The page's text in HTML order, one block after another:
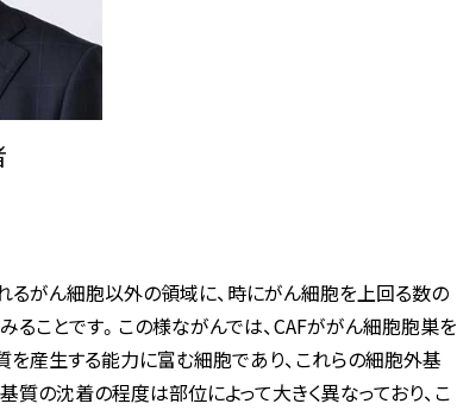
るがん細胞以外の領域に、時にがん細胞を上回る数の
ことです。この様ながんでは、CAFががん細胞胞巣を
を産生する能力に富む細胞であり、これらの細胞外基
の沈着の程度は部位によって大きく異なっており、こ